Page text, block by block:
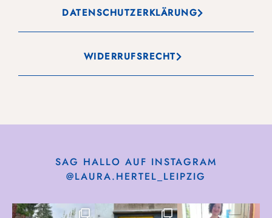
DATENSCHUTZERKLÄRUNG
WIDERRUFSRECHT
SAG HALLO AUF INSTAGRAM
@LAURA.HERTEL_LEIPZIG